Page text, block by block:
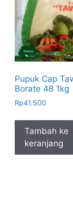
Pupuk Cap
Borate 48 1kg
Rp41.500
Tambah ke
keranjang